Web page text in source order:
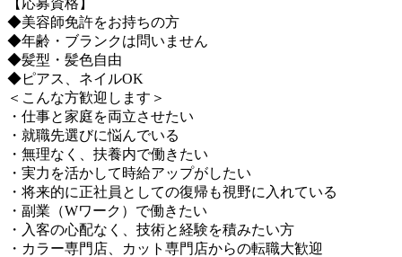
◆美容師免許をお持ちの方
◆年齢・ブランクは問いません
◆髪型・髪色自由
◆ピアス、ネイルOK
＜こんな方歓迎します＞
・仕事と家庭を両立させたい
・就職先選びに悩んでいる
・無理なく、扶養内で働きたい
・実力を活かして時給アップがしたい
・将来的に正社員としての復帰も視野に入れている
・副業（Wワーク）で働きたい
・入客の心配なく、技術と経験を積みたい方
・カラー専門店、カット専門店からの転職大歓迎